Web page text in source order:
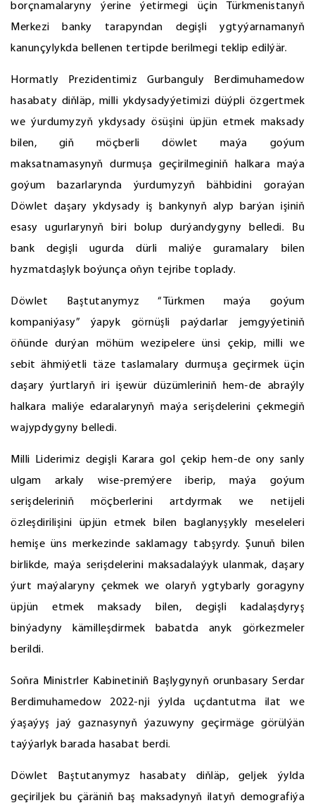
borçnamalaryny ýerine ýetirmegi üçin Türkmenistanyň
Merkezi banky tarapyndan degişli ygtyýarnamanyň
kanunçylykda bellenen tertipde berilmegi teklip edilýär.
Hormatly Prezidentimiz Gurbanguly Berdimuhamedow
hasabaty diňläp, milli ykdysadyýetimizi düýpli özgertmek
we ýurdumyzyň ykdysady ösüşini üpjün etmek maksady
bilen, giň möçberli döwlet maýa goýum
maksatnamasynyň durmuşa geçirilmeginiň halkara maýa
goýum bazarlarynda ýurdumyzyň bähbidini goraýan
Döwlet daşary ykdysady iş bankynyň alyp barýan işiniň
esasy ugurlarynyň biri bolup durýandygyny belledi. Bu
bank degişli ugurda dürli maliýe guramalary bilen
hyzmatdaşlyk boýunça oňyn tejribe toplady.
Döwlet Baştutanymyz “Türkmen maýa goýum
kompaniýasy” ýapyk görnüşli paýdarlar jemgyýetiniň
öňünde durýan möhüm wezipelere ünsi çekip, milli we
sebit ähmiýetli täze taslamalary durmuşa geçirmek üçin
daşary ýurtlaryň iri işewür düzümleriniň hem-de abraýly
halkara maliýe edaralarynyň maýa serişdelerini çekmegiň
wajypdygyny belledi.
Milli Liderimiz degişli Karara gol çekip hem-de ony sanly
ulgam arkaly wise-premýere iberip, maýa goýum
serişdeleriniň möçberlerini artdyrmak we netijeli
özleşdirilişini üpjün etmek bilen baglanyşykly meseleleri
hemişe üns merkezinde saklamagy tabşyrdy. Şunuň bilen
birlikde, maýa serişdelerini maksadalaýyk ulanmak, daşary
ýurt maýalaryny çekmek we olaryň ygtybarly goragyny
üpjün etmek maksady bilen, degişli kadalaşdyryş
binýadyny kämilleşdirmek babatda anyk görkezmeler
berildi.
Soňra Ministrler Kabinetiniň Başlygynyň orunbasary Serdar
Berdimuhamedow 2022-nji ýylda uçdantutma ilat we
ýaşaýyş jaý gaznasynyň ýazuwyny geçirmäge görülýän
taýýarlyk barada hasabat berdi.
Döwlet Baştutanymyz hasabaty diňläp, geljek ýylda
geçiriljek bu çäräniň baş maksadynyň ilatyň demografiýa